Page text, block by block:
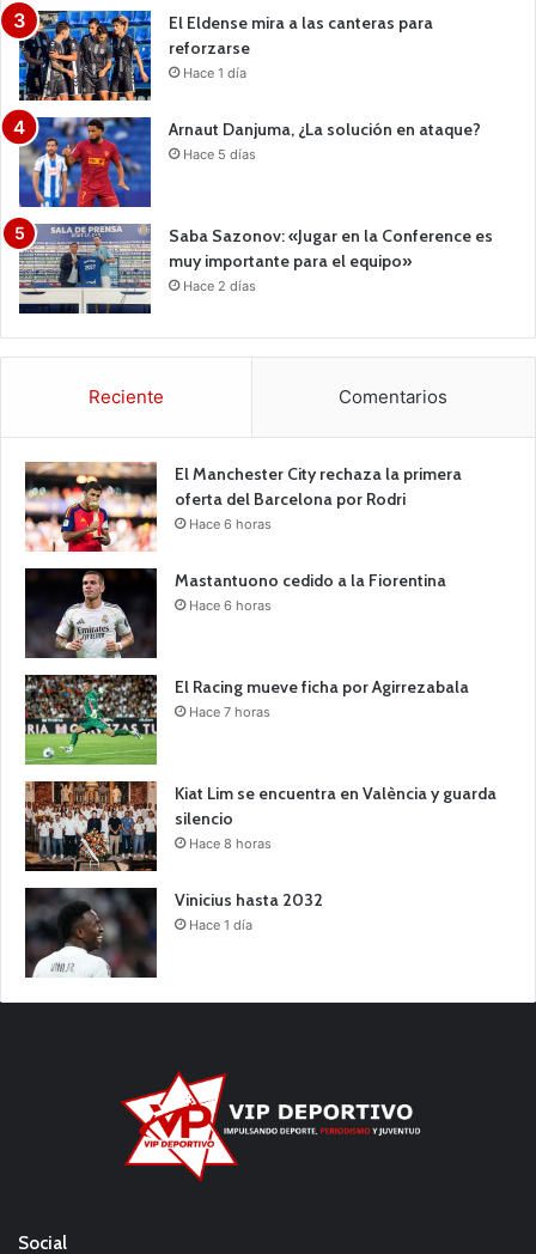
El Eldense mira a las canteras para
reforzarse
Hace 1 día
Arnaut Danjuma, ¿La solución en ataque?
Hace 5 días
Saba Sazonov: «Jugar en la Conference es
muy importante para el equipo»
Hace 2 días
Reciente Comentarios
El Manchester City rechaza la primera
oferta del Barcelona por Rodri
Hace 6 horas
Mastantuono cedido a la Fiorentina
Hace 6 horas
El Racing mueve ficha por Agirrezabala
Hace 7 horas
Kiat Lim se encuentra en València y guarda
silencio
Hace 8 horas
Vinicius hasta 2032
Hace 1 día
Social